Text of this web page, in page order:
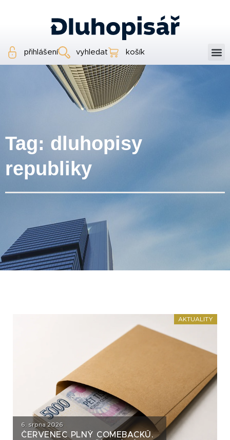
přihlášení vyhledat košík
Tag: dluhopisy
republiky
AKTUALITY
6. srpna 2026
ČERVENEC PLNÝ COMEBACKŮ.